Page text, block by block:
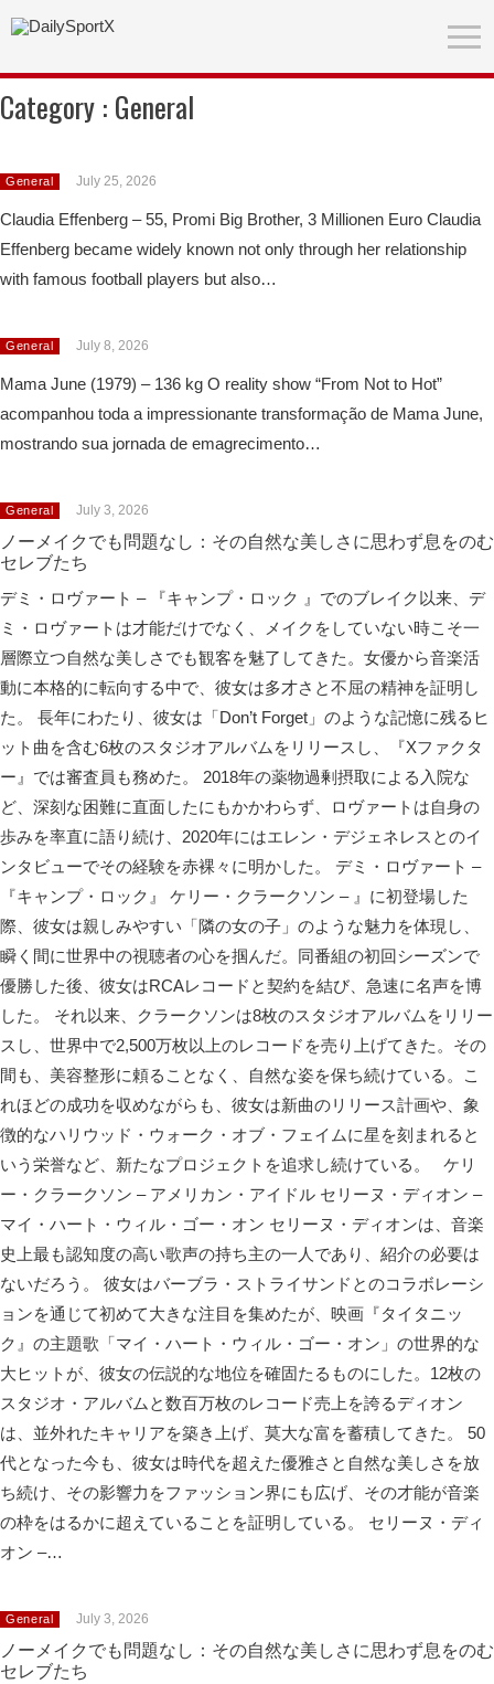
Category : General
General July 25, 2026
Claudia Effenberg – 55, Promi Big Brother, 3 Millionen Euro Claudia
Effenberg became widely known not only through her relationship
with famous football players but also…
General July 8, 2026
Mama June (1979) – 136 kg O reality show “From Not to Hot”
acompanhou toda a impressionante transformação de Mama June,
mostrando sua jornada de emagrecimento…
General July 3, 2026
ノーメイクでも問題なし：その自然な美しさに思わず息をのむ
セレブたち
デミ・ロヴァート – 『キャンプ・ロック 』でのブレイク以来、デ
ミ・ロヴァートは才能だけでなく、メイクをしていない時こそ一
層際立つ自然な美しさでも観客を魅了してきた。女優から音楽活
動に本格的に転向する中で、彼女は多才さと不屈の精神を証明し
た。 長年にわたり、彼女は「Don’t Forget」のような記憶に残るヒ
ット曲を含む6枚のスタジオアルバムをリリースし、『Xファクタ
ー』では審査員も務めた。 2018年の薬物過剰摂取による入院な
ど、深刻な困難に直面したにもかかわらず、ロヴァートは自身の
歩みを率直に語り続け、2020年にはエレン・デジェネレスとのイ
ンタビューでその経験を赤裸々に明かした。 デミ・ロヴァート –
『キャンプ・ロック』 ケリー・クラークソン – 』に初登場した
際、彼女は親しみやすい「隣の女の子」のような魅力を体現し、
瞬く間に世界中の視聴者の心を掴んだ。同番組の初回シーズンで
優勝した後、彼女はRCAレコードと契約を結び、急速に名声を博
した。 それ以来、クラークソンは8枚のスタジオアルバムをリリー
スし、世界中で2,500万枚以上のレコードを売り上げてきた。その
間も、美容整形に頼ることなく、自然な姿を保ち続けている。こ
れほどの成功を収めながらも、彼女は新曲のリリース計画や、象
徴的なハリウッド・ウォーク・オブ・フェイムに星を刻まれると
いう栄誉など、新たなプロジェクトを追求し続けている。 ケリ
ー・クラークソン – アメリカン・アイドル セリーヌ・ディオン –
マイ・ハート・ウィル・ゴー・オン セリーヌ・ディオンは、音楽
史上最も認知度の高い歌声の持ち主の一人であり、紹介の必要は
ないだろう。 彼女はバーブラ・ストライサンドとのコラボレーシ
ョンを通じて初めて大きな注目を集めたが、映画『タイタニッ
ク』の主題歌「マイ・ハート・ウィル・ゴー・オン」の世界的な
大ヒットが、彼女の伝説的な地位を確固たるものにした。12枚の
スタジオ・アルバムと数百万枚のレコード売上を誇るディオン
は、並外れたキャリアを築き上げ、莫大な富を蓄積してきた。 50
代となった今も、彼女は時代を超えた優雅さと自然な美しさを放
ち続け、その影響力をファッション界にも広げ、その才能が音楽
の枠をはるかに超えていることを証明している。 セリーヌ・ディ
オン –…
General July 3, 2026
ノーメイクでも問題なし：その自然な美しさに思わず息をのむ
セレブたち